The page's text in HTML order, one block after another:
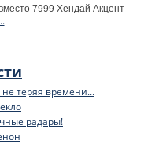
7999 Хендай Акцент -
теряя времени...
радары!